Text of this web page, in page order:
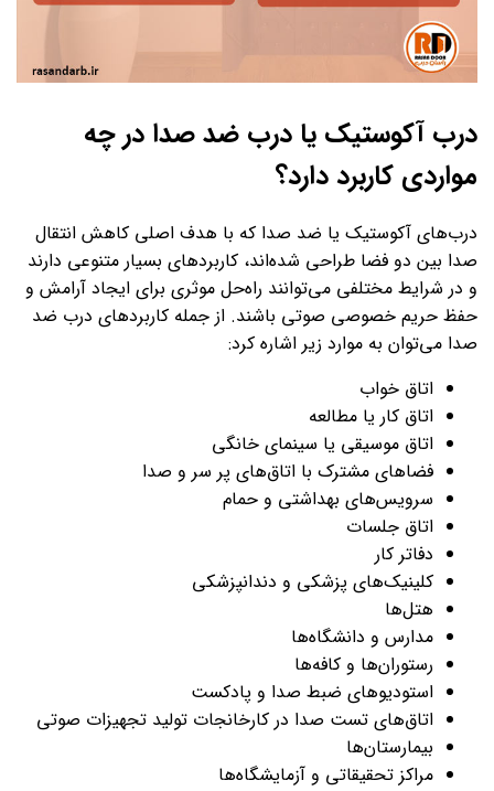
درب آکوستیک یا درب ضد صدا در چه
مواردی کاربرد دارد؟
درب‌های آکوستیک یا ضد صدا که با هدف اصلی کاهش انتقال
صدا بین دو فضا طراحی شده‌اند، کاربردهای بسیار متنوعی دارند
و در شرایط مختلفی می‌توانند راه‌حل موثری برای ایجاد آرامش و
حفظ حریم خصوصی صوتی باشند. از جمله کاربردهای درب ضد
صدا می‌توان به موارد زیر اشاره کرد:
اتاق خواب
اتاق کار یا مطالعه
اتاق موسیقی یا سینمای خانگی
فضاهای مشترک با اتاق‌های پر سر و صدا
سرویس‌های بهداشتی و حمام
اتاق جلسات
دفاتر کار
کلینیک‌های پزشکی و دندانپزشکی
هتل‌ها
مدارس و دانشگاه‌ها
رستوران‌ها و کافه‌ها
استودیوهای ضبط صدا و پادکست
اتاق‌های تست صدا در کارخانجات تولید تجهیزات صوتی
بیمارستان‌ها
مراکز تحقیقاتی و آزمایشگاه‌ها